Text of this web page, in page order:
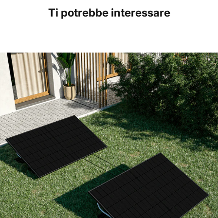
Ti potrebbe interessare